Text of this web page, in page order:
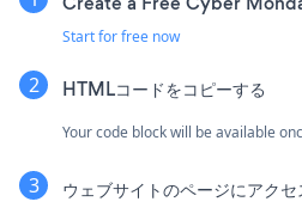
Start for free now
HTMLコードをコピーする
Your code block will be available
ウェブサイトのページにアクセ